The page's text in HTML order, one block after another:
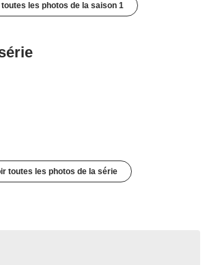
toutes les photos de la saison 1
toutes les photos de la série